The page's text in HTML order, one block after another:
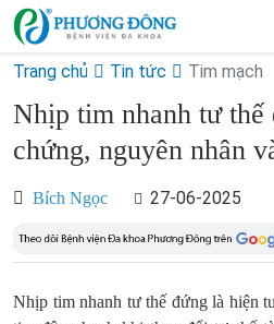
Trang chủ Tin tức Tim mạch
Nhịp tim nhanh tư thế
chứng, nguyên nhân
Bích Ngọc 27-06-2025
Nhịp tim nhanh tư thế đứng là hiện